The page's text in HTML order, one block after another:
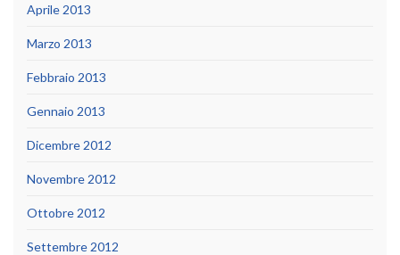
Aprile 2013
Marzo 2013
Febbraio 2013
Gennaio 2013
Dicembre 2012
Novembre 2012
Ottobre 2012
Settembre 2012